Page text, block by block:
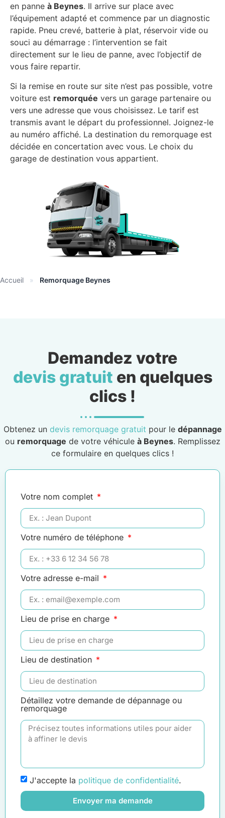
en panne à Beynes. Il arrive sur place avec
l’équipement adapté et commence par un diagnostic
rapide. Pneu crevé, batterie à plat, réservoir vide ou
souci au démarrage : l’intervention se fait
directement sur le lieu de panne, avec l’objectif de
vous faire repartir.
Si la remise en route sur site n’est pas possible, votre
voiture est remorquée vers un garage partenaire ou
vers une adresse que vous choisissez. Le tarif est
transmis avant le départ du professionnel. Joignez-le
au numéro affiché. La destination du remorquage est
décidée en concertation avec vous. Le choix du
garage de destination vous appartient.
Accueil » Remorquage Beynes
Demandez votre
devis gratuit en quelques
clics !
Obtenez un devis remorquage gratuit pour le dépannage
ou remorquage de votre véhicule à Beynes. Remplissez
ce formulaire en quelques clics !
Votre nom complet
Votre numéro de téléphone
Votre adresse e-mail
Lieu de prise en charge
Lieu de destination
Détaillez votre demande de dépannage ou
remorquage
J'accepte la politique de confidentialité.
Envoyer ma demande